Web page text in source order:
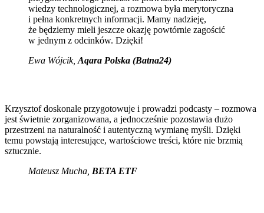
wiedzy technologicznej, a rozmowa była merytoryczna
i pełna konkretnych informacji. Mamy nadzieję,
że będziemy mieli jeszcze okazję powtórnie zagościć
w jednym z odcinków. Dzięki!
Ewa Wójcik, Aqara Polska (Batna24)
Krzysztof doskonale przygotowuje i prowadzi podcasty – rozmowa
jest świetnie zorganizowana, a jednocześnie pozostawia dużo
przestrzeni na naturalność i autentyczną wymianę myśli. Dzięki
temu powstają interesujące, wartościowe treści, które nie brzmią
sztucznie.
Mateusz Mucha BETA ETF